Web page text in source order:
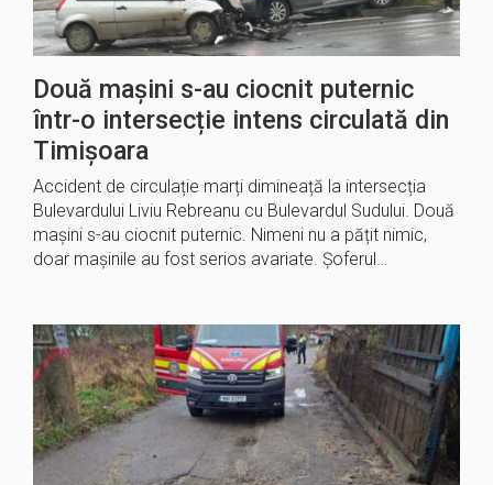
Două mașini s-au ciocnit puternic
într-o intersecție intens circulată din
Timișoara
Accident de circulație marți dimineață la intersecția
Bulevardului Liviu Rebreanu cu Bulevardul Sudului. Două
mașini s-au ciocnit puternic. Nimeni nu a pățit nimic,
doar mașinile au fost serios avariate. Șoferul…